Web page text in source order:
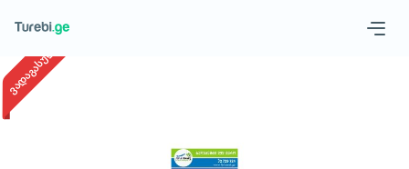
Запросить тур
ვადაგასული